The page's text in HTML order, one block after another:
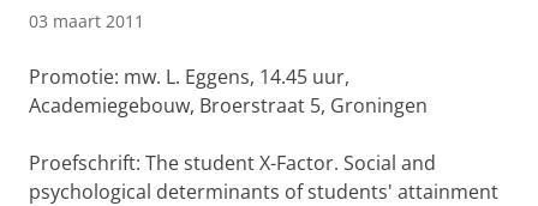
03 maart 2011
Promotie: mw. L. Eggens, 14.45 uur,
Academiegebouw, Broerstraat 5, Groningen
Proefschrift: The student X-Factor. Social and
psychological determinants of students' attainment